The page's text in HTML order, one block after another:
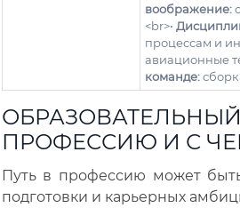
воображение:
<br>•
процессам и
авиационные
команде:
ПРОФЕССИЮ И С
Путь в профессию может
подготовки и карьерных